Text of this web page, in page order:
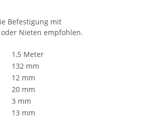
Befestigung mit
Nieten empfohlen.
1,5 Meter
132 mm
12 mm
20 mm
3 mm
13 mm